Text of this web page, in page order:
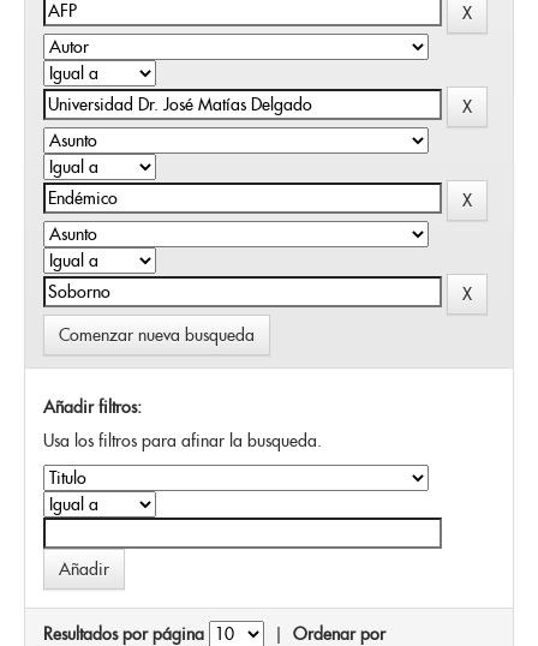
Comenzar nueva busqueda
Añadir filtros:
Usa los filtros para afinar la busqueda.
Resultados por página | Ordenar por